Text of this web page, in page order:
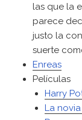
las que la
parece
justo la
suerte
Enreas
Películas
Harry
La